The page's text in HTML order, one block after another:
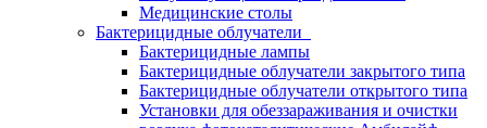
Медицинские столы
Бактерицидные облучатели
Бактерицидные лампы
Бактерицидные облучатели закрытого типа
Бактерицидные облучатели открытого типа
Установки для обеззараживания и очистки